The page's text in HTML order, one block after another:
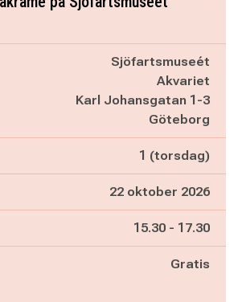
Sjöfartsmuseét
Akvariet
Karl Johansgatan 1-3
Göteborg
1 (torsdag)
22 oktober 2026
Pågår mellan
15.30 - och
17.30
Gratis